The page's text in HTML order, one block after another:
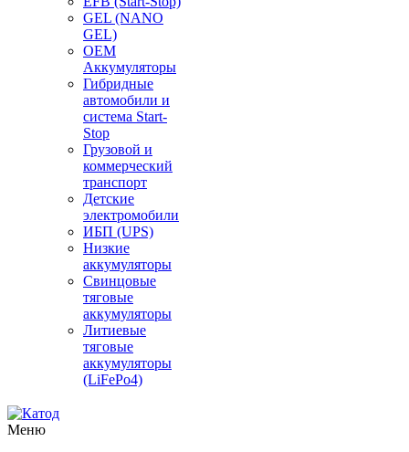
GEL (NANO
GEL)
OEM
Аккумуляторы
Гибридные
автомобили и
система Start-
Stop
Грузовой и
коммерческий
транспорт
Детские
электромобили
ИБП (UPS)
Низкие
аккумуляторы
Свинцовые
тяговые
аккумуляторы
Литиевые
тяговые
аккумуляторы
(LiFePo4)
Меню